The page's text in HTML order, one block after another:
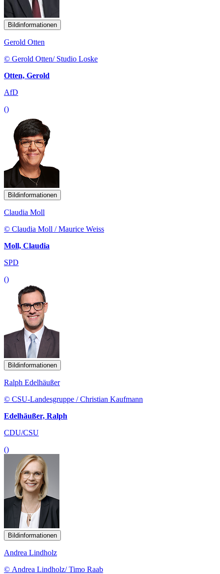
Bildinformationen
Gerold Otten
© Gerold Otten/ Studio Loske
Otten, Gerold
AfD
()
Bildinformationen
Claudia Moll
© Claudia Moll / Maurice Weiss
Moll, Claudia
SPD
()
Bildinformationen
Ralph Edelhäußer
© CSU-Landesgruppe / Christian Kaufmann
Edelhäußer, Ralph
CDU/CSU
()
Bildinformationen
Andrea Lindholz
© Andrea Lindholz/ Timo Raab